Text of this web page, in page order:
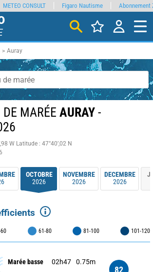
Auray
MARÉE AURAY -
W Latitude : 47°40’,02 N
OCTOBRE
2026
NOVEMBRE
2026
DECEMBRE
2026
61-80 81-100 101-120
Marée basse 02h47
0.75m
82
METEO CONSULT Figaro Nautisme Abonnement